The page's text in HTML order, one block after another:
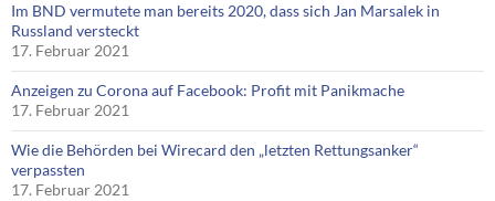
Im BND vermutete man bereits 2020, dass sich Jan Marsalek in
Russland versteckt
17. Februar 2021
Anzeigen zu Corona auf Facebook: Profit mit Panikmache
17. Februar 2021
Wie die Behörden bei Wirecard den „letzten Rettungsanker“
verpassten
17. Februar 2021